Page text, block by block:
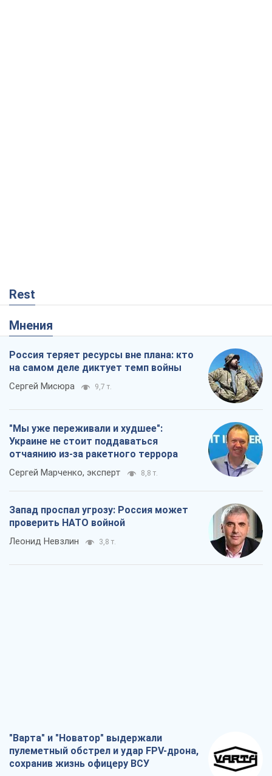
Rest
Мнения
Россия теряет ресурсы вне плана: кто
на самом деле диктует темп войны
Сергей Мисюра 9,7 т.
"Мы уже переживали и худшее":
Украине не стоит поддаваться
отчаянию из-за ракетного террора
Сергей Марченко, эксперт 8,8 т.
Запад проспал угрозу: Россия может
проверить НАТО войной
Леонид Невзлин 3,8 т.
"Варта" и "Новатор" выдержали
пулеметный обстрел и удар FPV-дрона,
сохранив жизнь офицеру ВСУ